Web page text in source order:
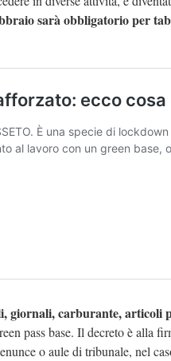
sarà obbligatorio per
giornali, carburante, articoli
pass base. Il decreto è alla
o aule di tribunale, nel